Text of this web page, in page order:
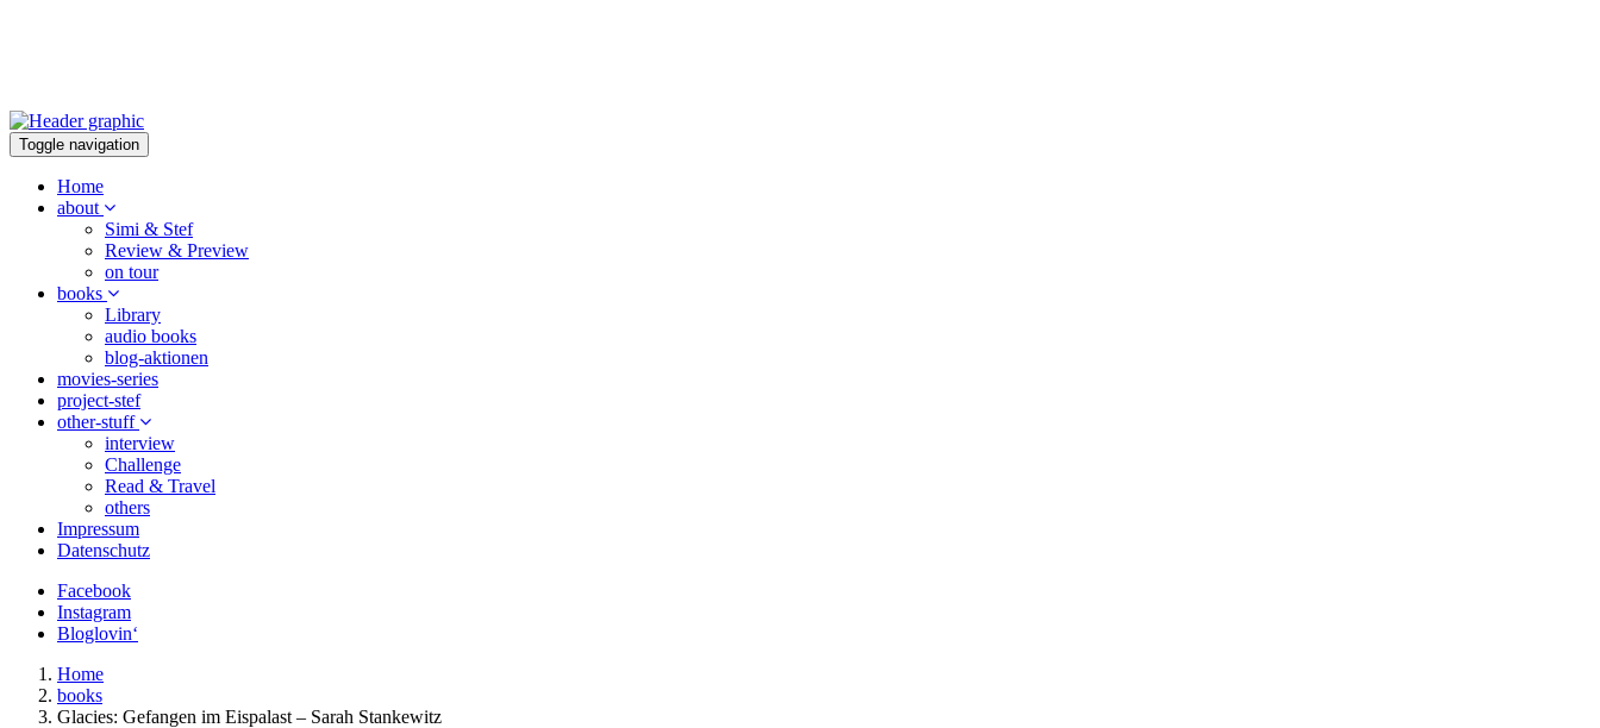
Toggle navigation
Home
about
Simi & Stef
Review & Preview
on tour
books
Library
audio books
blog-aktionen
movies-series
project-stef
other-stuff
interview
Challenge
Read & Travel
others
Impressum
Datenschutz
Facebook
Instagram
Bloglovin‘
Home
books
Glacies: Gefangen im Eispalast – Sarah Stankewitz